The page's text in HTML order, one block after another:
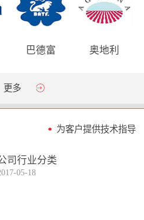
巴德富 奥地利
更多
为客户提供技术指导
司行业分类
-05-18